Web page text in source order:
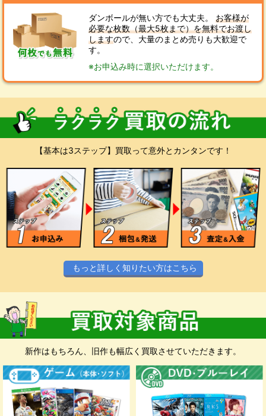
ダンボールが無い方でも大丈夫。お客様が
必要な枚数（最大5枚まで）を無料でお渡し
しますので、大量のまとめ売りも大歓迎で
す。
※お申込み時に選択いただけます。
【基本は3ステップ】買取って意外とカンタンです！
もっと詳しく知りたい方はこちら
スマホやPCからお気軽にお申込みくださ
い。 無料集荷、無料ダンボールをご希望の
お申込み前に
入金先確認のため、お手元に銀行口座の情報と身分証明書が分
かるものをご準備いただくと入力に便利です。
※身分証明書は、スマホなどで撮影したものをお申込み時にア
新作はもちろん、旧作も幅広く買取させていただきます。